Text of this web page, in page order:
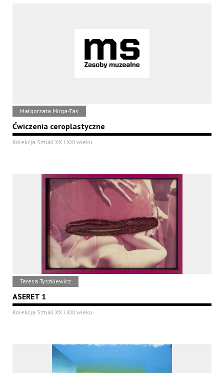
Małgorzata Mirga-Tas
Ćwiczenia ceroplastyczne
Kolekcja Sztuki XX i XXI wieku
Teresa Tyszkiewicz
ASERET 1
Kolekcja Sztuki XX i XXI wieku